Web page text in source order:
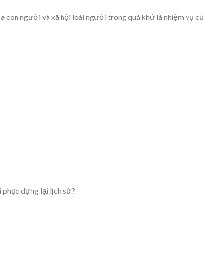
con người và xã hội loài người trong quá khứ là nhiệm vụ
phục dựng lại lịch sử?